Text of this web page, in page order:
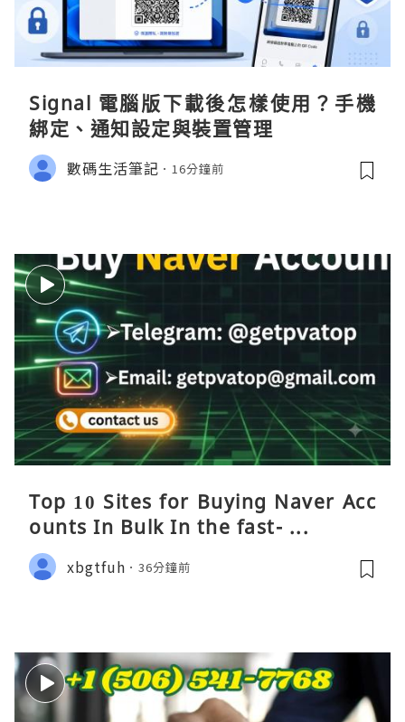
Signal 電腦版下載後怎樣使用？手機
綁定、通知設定與裝置管理
數碼生活筆記 16分鐘前
Top 10 Sites for Buying Naver Acc
ounts In Bulk In the fast- ...
xbgtfuh 36分鐘前